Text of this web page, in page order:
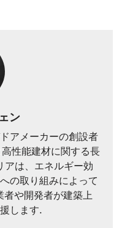
ン
アメーカーの創設者
高性能建材に関する長
アは、エネルギー効
の取り組みによって
者や開発者が建築上
します.